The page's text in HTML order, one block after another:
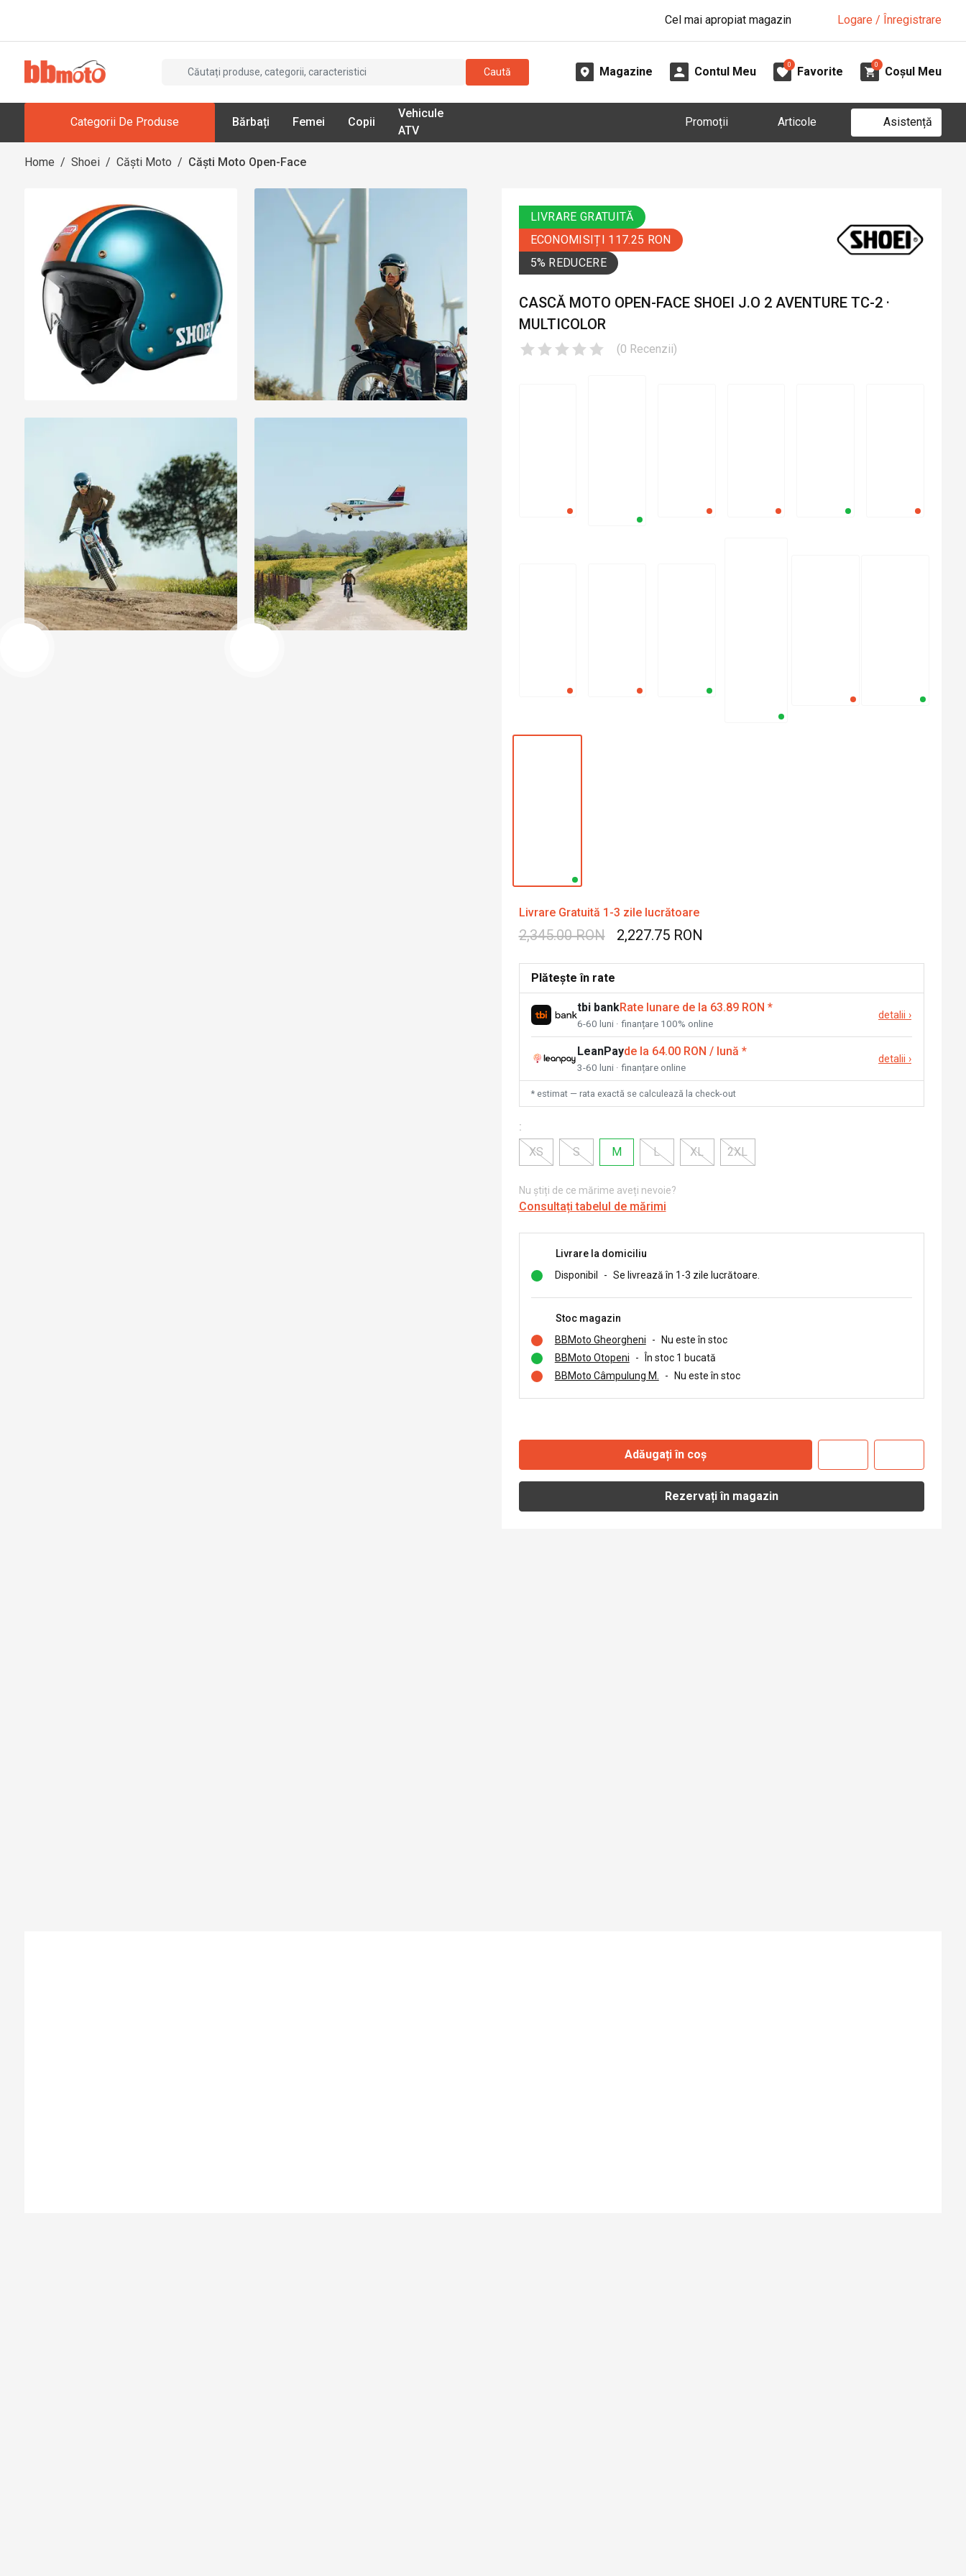
Cel mai apropiat magazin Logare / Înregistrare
Caută Magazine Contul Meu
0
Favorite
0
Coșul Meu
Categorii De Produse Bărbați Femei Copii
Vehicule
ATV
Promoții Articole Asistență
Home / Shoei / Căști Moto / Căști Moto Open-Face
LIVRARE GRATUITĂ
ECONOMISIȚI 117.25 RON
5% REDUCERE
CASCĂ MOTO OPEN-FACE SHOEI J.O 2 AVENTURE TC-2 ·
MULTICOLOR
(0 Recenzii)
Livrare Gratuită 1-3 zile lucrătoare
2,345.00 RON 2,227.75 RON
Plătește în rate
tbi bankRate lunare de la 63.89 RON *
6-60 luni · finanțare 100% online
detalii ›
LeanPayde la 64.00 RON / lună *
3-60 luni · finanțare online
detalii ›
* estimat — rata exactă se calculează la check-out
:
XS
S M L XL 2XL
Nu știți de ce mărime aveți nevoie?
Consultați tabelul de mărimi
Livrare la domiciliu
Disponibil
- Se livrează în 1-3 zile lucrătoare.
Stoc magazin
BBMoto Gheorgheni
-
Nu este în stoc
BBMoto Otopeni
-
În stoc 1 bucată
BBMoto Câmpulung M.
- Nu este în stoc
Adăugați în coș
Rezervați în magazin